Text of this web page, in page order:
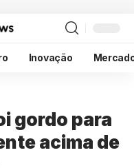
Inovação
gordo para
acima de